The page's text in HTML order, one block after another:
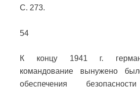
С. 273.
54
К концу 1941 г.
командование вынужено
обеспечения